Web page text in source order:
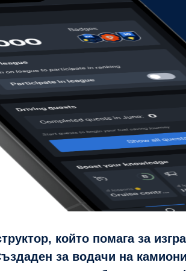
който помага за
за водачи на